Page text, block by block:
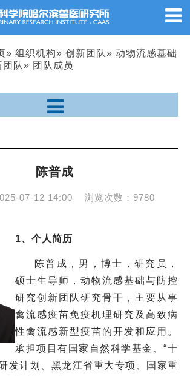
» 组织机构» 创新团队» 动物流感基础
队» 团队成员
陈普成
07-12 14:00 浏览次数： 9780
1、个人简历
陈普成，男，博士，研究员，
硕士生导师，动物流感基础与防控
研究创新团队研究骨干，主要从事
禽流感疫苗免疫机理研究及高致病
性禽流感新型疫苗的开发和应用。
承担项目有国家自然科学基金、“十
发计划、黑龙江省重大专项、国家重